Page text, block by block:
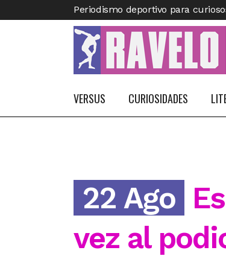
Periodismo deportivo para
VERSUS CURIOSIDADES
22 Ago
vez al